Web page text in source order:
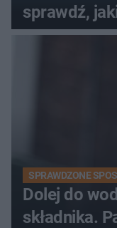
sprawdź,
SPRAWDZONE
Dolej do
składnika.